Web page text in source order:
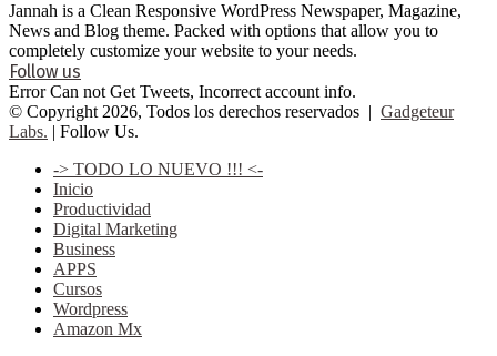
Jannah is a Clean Responsive WordPress Newspaper, Magazine,
News and Blog theme. Packed with options that allow you to
completely customize your website to your needs.
Follow us
Error Can not Get Tweets, Incorrect account info.
© Copyright 2026, Todos los derechos reservados | Gadgeteur
Labs. | Follow Us.
-> TODO LO NUEVO !!! <-
Inicio
Productividad
Digital Marketing
Business
APPS
Cursos
Wordpress
Amazon Mx